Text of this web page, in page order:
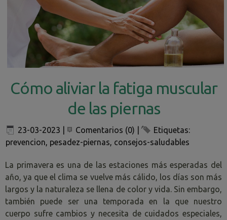
Cómo aliviar la fatiga muscular
de las piernas
23-03-2023 Comentarios (0)
Etiquetas:
prevencion, pesadez-piernas, consejos-saludables
La primavera es una de las estaciones más esperadas del
año, ya que el clima se vuelve más cálido, los días son más
largos y la naturaleza se llena de color y vida. Sin embargo,
también puede ser una temporada en la que nuestro
cuerpo sufre cambios y necesita de cuidados especiales,